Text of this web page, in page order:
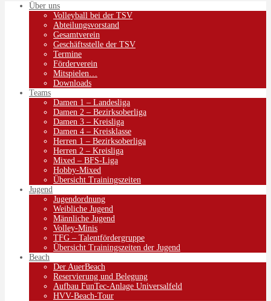
Über uns
Volleyball bei der TSV
Abteilungsvorstand
Gesamtverein
Geschäftsstelle der TSV
Termine
Förderverein
Mitspielen…
Downloads
Teams
Damen 1 – Landesliga
Damen 2 – Bezirksoberliga
Damen 3 – Kreisliga
Damen 4 – Kreisklasse
Herren 1 – Bezirksoberliga
Herren 2 – Kreisliga
Mixed – BFS-Liga
Hobby-Mixed
Übersicht Trainingszeiten
Jugend
Jugendordnung
Weibliche Jugend
Männliche Jugend
Volley-Minis
TFG – Talentfördergruppe
Übersicht Trainingszeiten der Jugend
Beach
Der AuerBeach
Reservierung und Belegung
Aufbau FunTec-Anlage Universalfeld
HVV-Beach-Tour